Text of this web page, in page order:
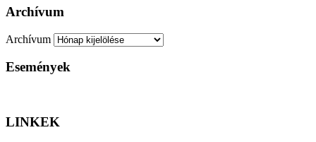
Archívum
Archívum
Események
LINKEK